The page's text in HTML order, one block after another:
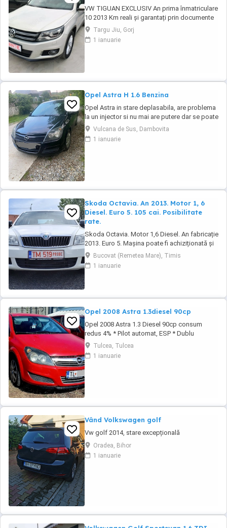
VW TIGUAN EXCLUSIV An prima înmatriculare
10 2013 Km reali și garantați prin documente
Garanție inclusă 12 luni Se emite factura de
Romania și fiscal Finanțare rapidă persoane
fizice Credit rapid doar cu buletinul Se
Targu Jiu, Gorj
1 ianuarie
Opel Astra H 1.6 Benzina
Opel Astra in stare deplasabila, are problema
la un injector si nu mai are putere dar se poate
deplasa, pretul este negociabil la fata locului,
masina are si instalație Gpl omologată.
Vulcana de Sus, Dambovita
1 ianuarie
Skoda Octavia. An 2013. Motor 1, 6
Diesel. Euro 5. 105 cai. Posibilitate
rate.
Skoda Octavia. Motor 1,6 Diesel. An fabricație
2013. Euro 5. Mașina poate fi achiziționată și
în rate. Tel : 0729927037. Dotări: Aer
condiționat. Geamuri electrice. Oglinzi
electrice. Radio CD. Închidere centralizată.
Bucovat (Remetea Mare), Timis
1 ianuarie
Opel 2008 Astra 1.3diesel 90cp
Opel 2008 Astra 1.3 Diesel 90cp consum
redus 4% * Pilot automat, ESP * Dublu
Climatronic * Geamuri electrice * Oglinzile
electrice * Servodirectie, ABS * Radio CD
original * Computer de bord * Senzori de
Tulcea, Tulcea
1 ianuarie
Vând Volkswagen golf
Vw golf 2014, stare excepțională
Oradea, Bihor
1 ianuarie